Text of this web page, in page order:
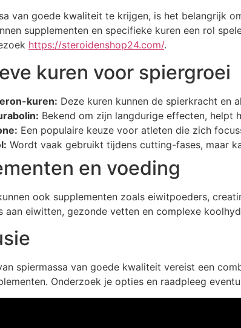
van goede kwaliteit te krijgen, is het belangrijk
supplementen en specifieke kuren een rol
https://steroidenshop24.com/.
kuren voor spiergroei
kuren: Deze kuren kunnen de spierkracht en
Bekend om zijn langdurige effecten, helpt
Een populaire keuze voor atleten die zich
Wordt vaak gebruikt tijdens cutting-fases, maar
en voeding
ook supplementen zoals eiwitpoeders,
aan eiwitten, gezonde vetten en complexe
spiermassa van goede kwaliteit vereist een
Onderzoek je opties en raadpleeg